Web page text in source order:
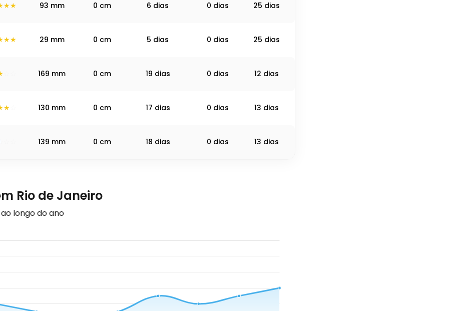
93 mm 0 cm 6 dias 0 dias 25 dias
29 mm 0 cm 5 dias 0 dias 25 dias
169 mm 0 cm 19 dias 0 dias 12 dias
130 mm 0 cm 17 dias 0 dias 13 dias
139 mm 0 cm 18 dias 0 dias 13 dias
Rio de Janeiro
longo do ano